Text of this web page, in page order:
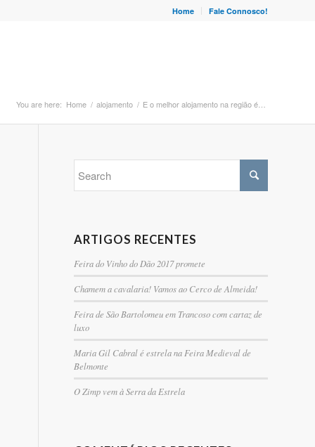
Home Fale Connosco!
You are here: Home / alojamento / E o melhor alojamento na região é…
ARTIGOS RECENTES
Feira do Vinho do Dão 2017 promete
Chamem a cavalaria! Vamos ao Cerco de Almeida!
Feira de São Bartolomeu em Trancoso com cartaz de
luxo
Maria Gil Cabral é estrela na Feira Medieval de
Belmonte
O Zimp vem à Serra da Estrela